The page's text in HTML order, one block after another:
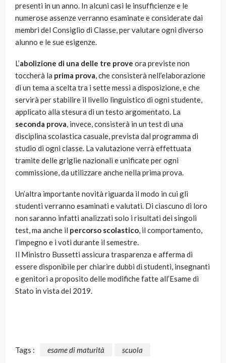
presenti in un anno. In alcuni casi le insufficienze e le
numerose assenze verranno esaminate e considerate dai
membri del Consiglio di Classe, per valutare ogni diverso
alunno e le sue esigenze.
L’abolizione di una delle tre prove ora previste non
toccherà la prima prova, che consisterà nell’elaborazione
di un tema a scelta tra i sette messi a disposizione, e che
servirà per stabilire il livello linguistico di ogni studente,
applicato alla stesura di un testo argomentato. La
seconda prova, invece, consisterà in un test di una
disciplina scolastica casuale, prevista dal programma di
studio di ogni classe. La valutazione verrà effettuata
tramite delle griglie nazionali e unificate per ogni
commissione, da utilizzare anche nella prima prova.
Un’altra importante novità riguarda il modo in cui gli
studenti verranno esaminati e valutati. Di ciascuno di loro
non saranno infatti analizzati solo i risultati dei singoli
test, ma anche il percorso scolastico, il comportamento,
l’impegno e i voti durante il semestre.
Il Ministro Bussetti assicura trasparenza e afferma di
essere disponibile per chiarire dubbi di studenti, insegnanti
e genitori a proposito delle modifiche fatte all’Esame di
Stato in vista del 2019.
Tags : esame di maturità scuola